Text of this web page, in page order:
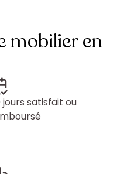
mobilier en
jours satisfait ou